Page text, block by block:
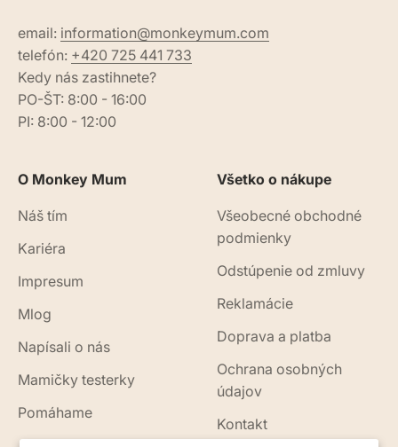
email: information@monkeymum.com
telefón: +420 725 441 733
Kedy nás zastihnete?
PO-ŠT: 8:00 - 16:00
PI: 8:00 - 12:00
O Monkey Mum
Náš tím
Kariéra
Impresum
Mlog
Napísali o nás
Mamičky testerky
Pomáhame
Všetko o nákupe
Všeobecné obchodné
podmienky
Odstúpenie od zmluvy
Reklamácie
Doprava a platba
Ochrana osobných
údajov
Kontakt